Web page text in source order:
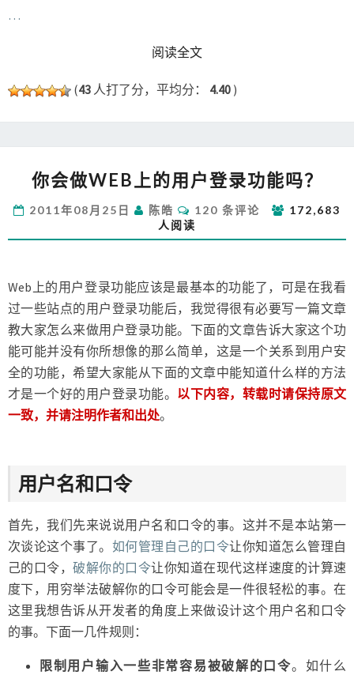
…
阅读全文READ MORE
(43 人打了分，平均分： 4.40 )
会
WEB
上
户
登
录
功
能
吗？
你会做WEB上的用户登录功能吗？
2011年08月25日 陈皓
评
论
120 条评论
172,683
人阅读
Web上的用户登录功能应该是最基本的功能了，可是在我看
过一些站点的用户登录功能后，我觉得很有必要写一篇文章
教大家怎么来做用户登录功能。下面的文章告诉大家这个功
能可能并没有你所想像的那么简单，这是一个关系到用户安
全的功能，希望大家能从下面的文章中能知道什么样的方法
才是一个好的用户登录功能。 以下内容，转载时请保持原文
一致，并请注明作者和出处。
用户名和口令
首先，我们先来说说用户名和口令的事。这并不是本站第一
次谈论这个事了。 如何管理自己的口令让你知道怎么管理自
己的口令，破解你的口令让你知道在现代这样速度的计算速
度下，用穷举法破解你的口令可能会是一件很轻松的事。在
这里我想告诉从开发者的角度上来做设计这个用户名和口令
的事。下面一几件规则：
限制用户输入一些非常容易被破解的口令。如什么